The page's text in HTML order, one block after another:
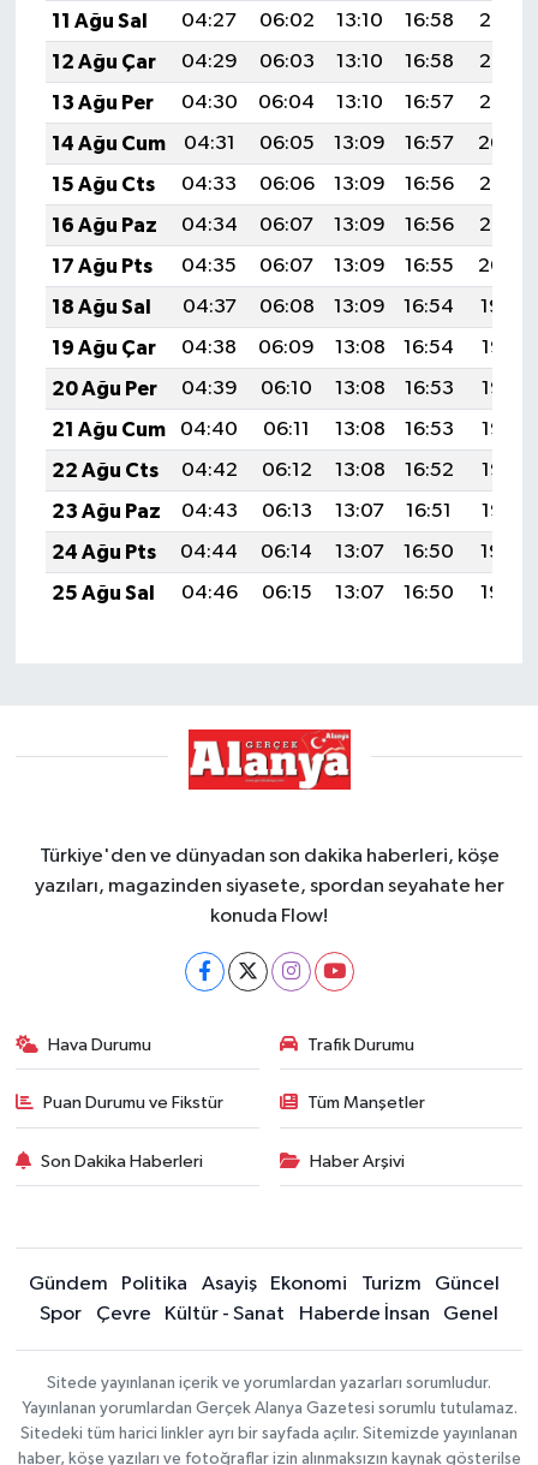
11 Ağu Sal
04:27 06:02 13:10 16:58
20:08
12 Ağu Çar
04:29 06:03 13:10 16:58
20:07
13 Ağu Per
04:30 06:04 13:10 16:57
20:05
14 Ağu Cum
04:31 06:05 13:09 16:57
20:04
15 Ağu Cts
04:33 06:06 13:09 16:56
20:03
16 Ağu Paz
04:34 06:07 13:09 16:56
20:02
17 Ağu Pts
04:35 06:07 13:09 16:55
20:00
18 Ağu Sal
04:37 06:08 13:09 16:54
19:59
19 Ağu Çar
04:38 06:09 13:08 16:54
19:57
20 Ağu Per
04:39 06:10 13:08 16:53
19:56
21 Ağu Cum
04:40 06:11 13:08 16:53
19:55
22 Ağu Cts
04:42 06:12 13:08 16:52
19:53
23 Ağu Paz
04:43 06:13 13:07 16:51
19:52
24 Ağu Pts
04:44 06:14 13:07 16:50
19:50
25 Ağu Sal
04:46 06:15 13:07 16:50 19:49
Türkiye'den ve dünyadan son dakika haberleri, köşe
yazıları, magazinden siyasete, spordan seyahate her
konuda Flow!
Hava Durumu Trafik Durumu
Puan Durumu ve Fikstür Tüm Manşetler
Son Dakika Haberleri Haber Arşivi
Gündem Politika Asayiş Ekonomi Turizm
Güncel
Spor
Çevre Kültür - Sanat Haberde İnsan Genel
Sitede yayınlanan içerik ve yorumlardan yazarları sorumludur.
Yayınlanan yorumlardan Gerçek Alanya Gazetesi sorumlu tutulamaz.
Sitedeki tüm harici linkler ayrı bir sayfada açılır. Sitemizde yayınlanan
haber, köşe yazıları ve fotoğraflar izin alınmaksızın kaynak gösterilse